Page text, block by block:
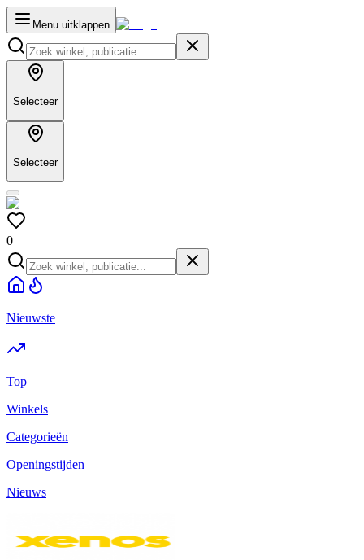
Menu uitklappen
Selecteer
Selecteer
0
Nieuwste
Top
Winkels
Categorieën
Openingstijden
Nieuws